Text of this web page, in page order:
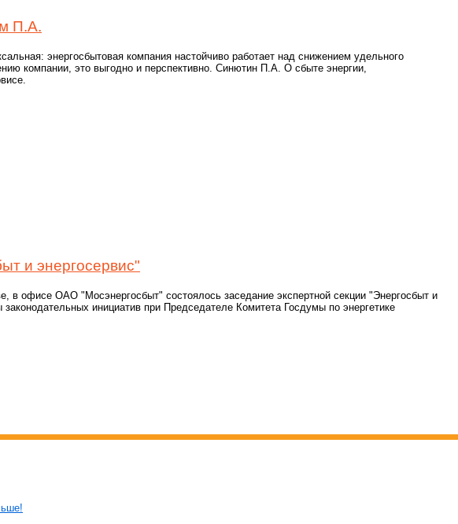
П.А.
энергосбытовая компания настойчиво работает над снижением удельного
компании, это выгодно и перспективно. Синютин П.А. О сбыте энергии,
и энергосервис"
в офисе ОАО "Мосэнергосбыт" состоялось заседание экспертной секции "Энергосбыт и
законодательных инициатив при Председателе Комитета Госдумы по энергетике